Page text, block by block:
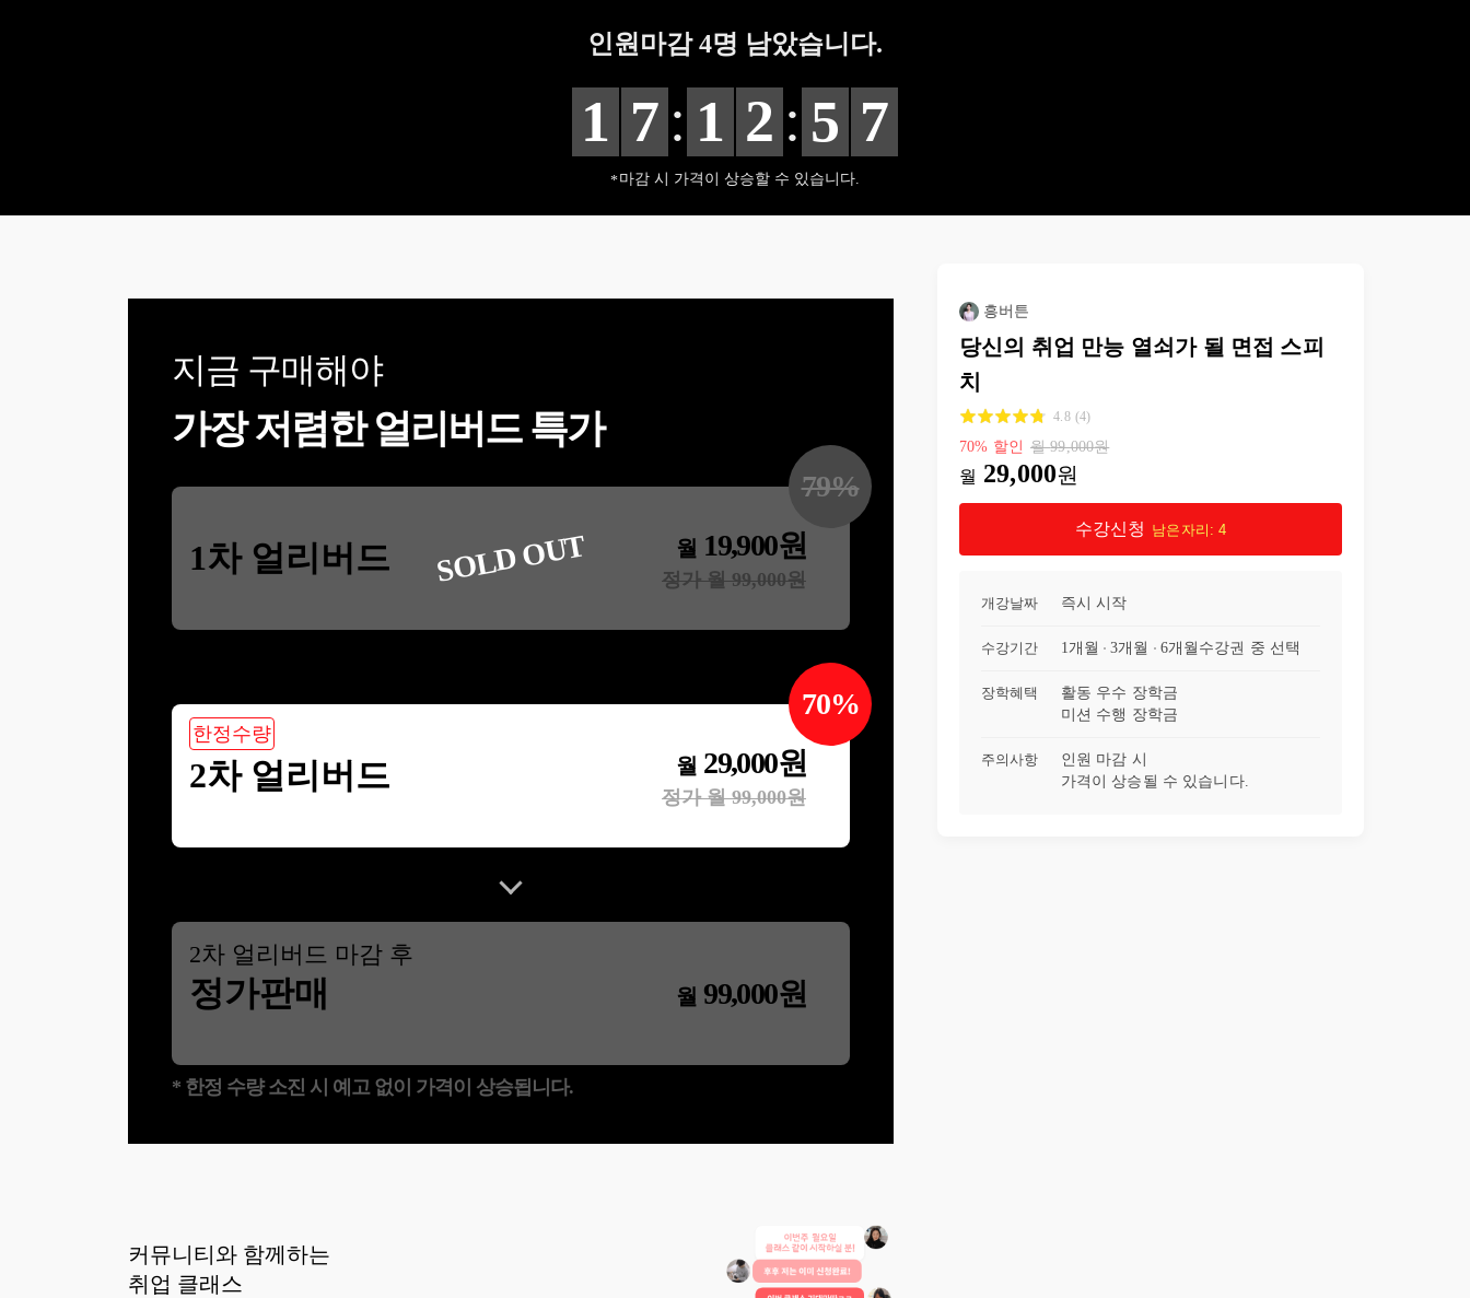
24강 마지막 하고 싶은 말
26강
인원마감4명 남았습니다.
1 7 : 1 2 : 5 6
마감 시 가격이 상승할 수 있습니다.
지금 구매해야
가장 저렴한 얼리버드 특가
1차 얼리버드 월 19,900원
정가 월99,000원
79%
SOLD OUT
한정수량
2차 얼리버드 월 29,000원
정가 월99,000원
70%
2차 얼리버드 마감 후
정가판매 월 99,000원
* 한정 수량 소진 시 예고 없이 가격이 상승됩니다.
커뮤니티와 함께하는
취업 클래스
흥버튼
당신의 취업 만능 열쇠가 될 면접 스피
치
4.8 (4)
70% 할인 월99,000원
월 29,000원
수강신청 남은자리: 4
개강날짜 즉시 시작
수강기간 1개월 3개월 6개월 수강권 중 선택
장학혜택
활동 우수 장학금
미션 수행 장학금
주의사항
인원 마감 시
가격이 상승될 수 있습니다.